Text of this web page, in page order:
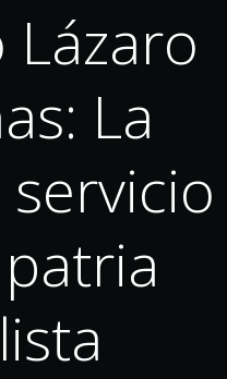
Lázaro
La